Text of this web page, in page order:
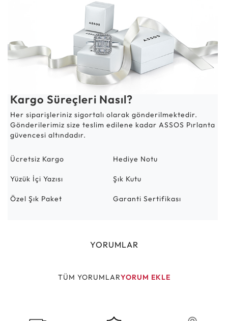
Kargo Süreçleri Nasıl?
Her siparişleriniz sigortalı olarak gönderilmektedir.
Gönderilerimiz size teslim edilene kadar ASSOS Pırlanta
güvencesi altındadır.
Ücretsiz Kargo Hediye Notu
Yüzük İçi Yazısı Şık Kutu
Özel Şık Paket Garanti Sertifikası
YORUMLAR
TÜM YORUMLARYORUM EKLE